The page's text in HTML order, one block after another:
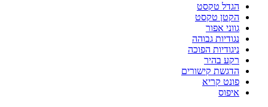
הגדל טקסט
הקטן טקסט
גווני אפור
נגודיות גבוהה
ניגודיות הפוכה
רקע בהיר
הדגשת קישורים
פונט קריא
איפוס